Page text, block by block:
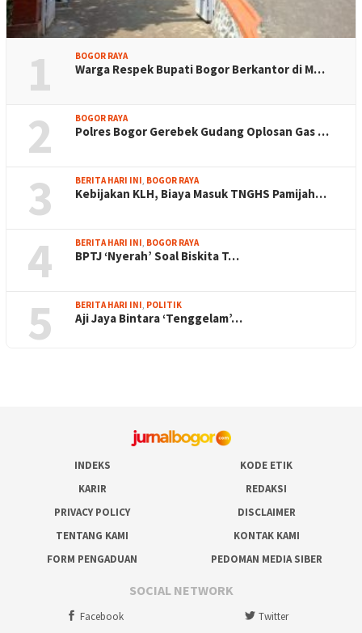
1 BOGOR RAYA
Warga Respek Bupati Bogor Berkantor di M…
2 BOGOR RAYA
Polres Bogor Gerebek Gudang Oplosan Gas …
3 BERITA HARI INI BOGOR RAYA
Kebijakan KLH, Biaya Masuk TNGHS Pamijah…
4 BERITA HARI INI BOGOR RAYA
BPTJ ‘Nyerah’ Soal Biskita T…
5 BERITA HARI INI POLITIK
Aji Jaya Bintara ‘Tenggelam’…
INDEKS
KODE ETIK
KARIR
REDAKSI
PRIVACY POLICY
DISCLAIMER
TENTANG KAMI
KONTAK KAMI
FORM PENGADUAN
PEDOMAN MEDIA SIBER
SOCIAL NETWORK
Facebook Twitter